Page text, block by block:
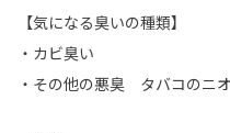
【気になる臭いの種類】
・カビ臭い
・その他の悪臭 タバコのニ